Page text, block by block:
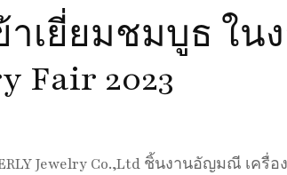
เยี่ยมชมบูธ ใน
Fair 2023
Jewelry Co.,Ltd ชิ้นงานอัญมณี เครื่อ